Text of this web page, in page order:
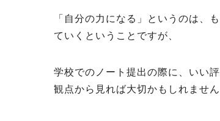
「自分の力になる」というのは、
ていくということですが、
学校でのノート提出の際に、いい
観点から見れば大切かもしれません